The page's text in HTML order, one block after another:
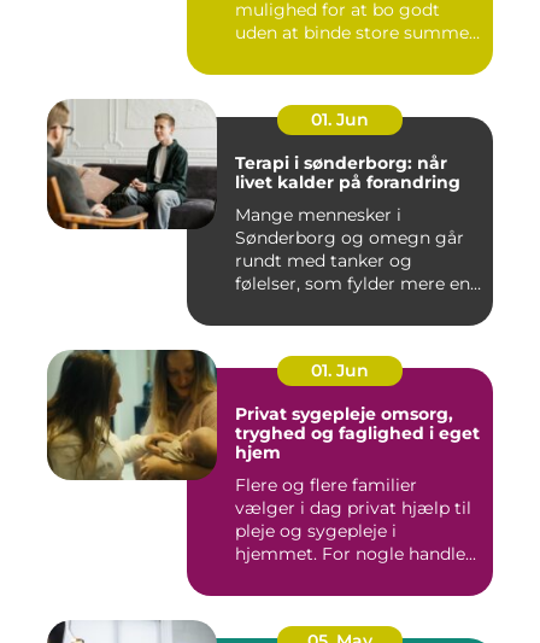
mulighed for at bo godt
uden at binde store summer
01. Jun
Terapi i sønderborg: når
livet kalder på forandring
Mange mennesker i
Sønderborg og omegn går
rundt med tanker og
følelser, som fylder mere end
01. Jun
Privat sygepleje omsorg,
tryghed og faglighed i eget
hjem
Flere og flere familier
vælger i dag privat hjælp til
pleje og sygepleje i
hjemmet. For nogle handle...